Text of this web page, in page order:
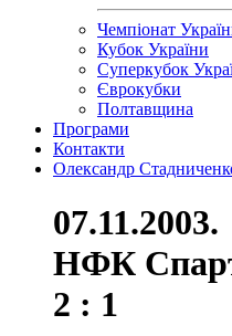
Чемпіонат
Кубок України
Суперкубок
Єврокубки
Полтавщина
Програми
Контакти
Олександр
07.11.2003.
НФК
2 : 1